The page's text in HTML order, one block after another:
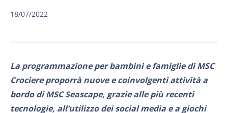
18/07/2022
La programmazione per bambini e famiglie di MSC
Crociere proporrà nuove e coinvolgenti attività a
bordo di MSC Seascape, grazie alle più recenti
tecnologie, all’utilizzo dei social media e a giochi